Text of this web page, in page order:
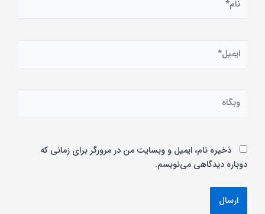
وبگاه
ذخیره نام، ایمیل و وبسایت من در مرورگر برای زمانی که
دوباره دیدگاهی می‌نویسم.